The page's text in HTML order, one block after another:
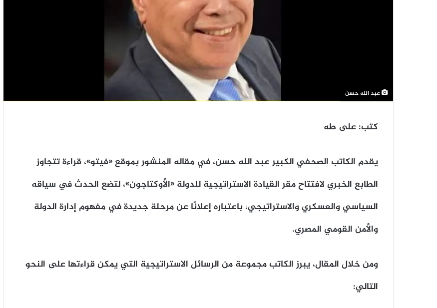
عبد الله حسن
كتب: على طه
يقدم الكاتب الصحفي الكبير عبد الله حسن، في مقاله المنشور بموقع «فيتو»، قراءة تتجاوز
الطابع الخبري لافتتاح مقر القيادة الاستراتيجية للدولة «الأوكتاجون»، لتضع الحدث في سياقه
السياسي والعسكري والاستراتيجي، باعتباره إعلانًا عن مرحلة جديدة في مفهوم إدارة الدولة
والأمن القومي المصري.
ومن خلال المقال، يبرز الكاتب مجموعة من الرسائل الاستراتيجية التي يمكن قراءتها على النحو
التالي: